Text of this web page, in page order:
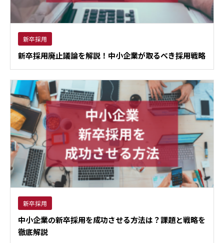
新卒採用
新卒採用廃止議論を解説！中小企業が取るべき採用戦略
新卒採用
中小企業の新卒採用を成功させる方法は？課題と戦略を
徹底解説